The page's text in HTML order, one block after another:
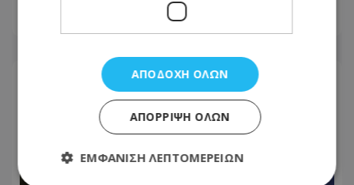
ΑΠΟΔΟΧΉ ΌΛΩΝ
ΑΠΌΡΡΙΨΗ ΌΛΩΝ
ΕΜΦΆΝΙΣΗ ΛΕΠΤΟΜΕΡΕΙΏΝ